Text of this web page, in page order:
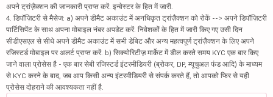
अपने ट्रांज़ैक्शन की जानकारी प्राप्त करें. इन्वेस्टर के हित में जारी.
4. डिपॉज़िटरी से मैसेज: a) अपने डीमैट अकाउंट में अनधिकृत ट्रांज़ैक्शन को रोकें --> अपने डिपॉज़िटरी
पार्टिसिपेंट के साथ अपना मोबाइल नंबर अपडेट करें. निवेशकों के हित में जारी किए गए उसी दिन
सीडीएसएल से सीधे अपने डीमैट अकाउंट में सभी डेबिट और अन्य महत्वपूर्ण ट्रांज़ैक्शन के लिए अपने
रजिस्टर्ड मोबाइल पर अलर्ट प्राप्त करें. b) सिक्योरिटीज़ मार्केट में डील करते समय KYC एक बार किए
जाने वाला प्रोसेस है - एक बार सेबी रजिस्टर्ड इंटरमीडियरी (ब्रोकर, DP, म्यूचुअल फंड आदि) के माध्यम
से KYC करने के बाद, जब आप किसी अन्य इंटरमीडियरी से संपर्क करते हैं, तो आपको फिर से यही
प्रोसेस दोहराने की आवश्यकता नहीं है.